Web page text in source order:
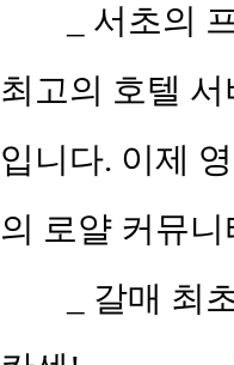
_ 서초의
최고의 호텔
입니다. 이제
의 로얄 커뮤
_ 갈매 최